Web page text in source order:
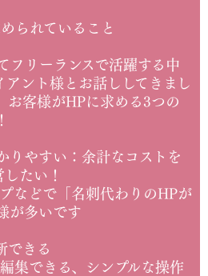
られていること
フリーランスで活躍する中
アント様とお話ししてきまし
お客様がHPに求める3つの
やすい：余計なコストを
たい！
などで「名刺代わりのHPが
が多いです
できる
できる、シンプルな操作